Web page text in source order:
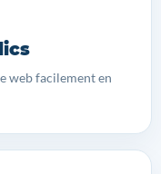
web facilement en